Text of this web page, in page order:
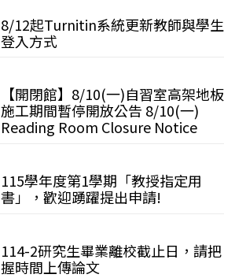
8/12起Turnitin系統更新教師與學生
登入方式
【開閉館】8/10(一)自習室高架地板
施工期間暫停開放公告 8/10(一)
Reading Room Closure Notice
115學年度第1學期「教授指定用
書」，歡迎踴躍提出申請!
114-2研究生畢業離校截止日，請把
握時間上傳論文